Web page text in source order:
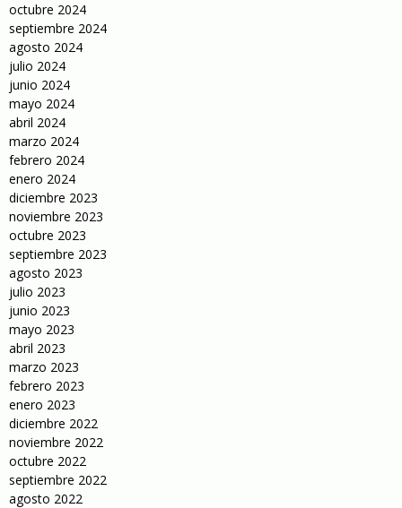
octubre 2024
septiembre 2024
agosto 2024
julio 2024
junio 2024
mayo 2024
abril 2024
marzo 2024
febrero 2024
enero 2024
diciembre 2023
noviembre 2023
octubre 2023
septiembre 2023
agosto 2023
julio 2023
junio 2023
mayo 2023
abril 2023
marzo 2023
febrero 2023
enero 2023
diciembre 2022
noviembre 2022
octubre 2022
septiembre 2022
agosto 2022